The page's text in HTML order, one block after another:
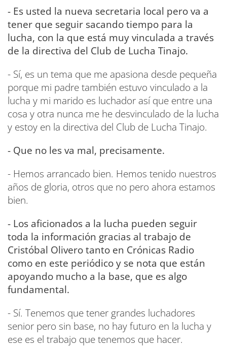
- Es usted la nueva secretaria local pero va a
tener que seguir sacando tiempo para la
lucha, con la que está muy vinculada a través
de la directiva del Club de Lucha Tinajo.
- Sí, es un tema que me apasiona desde pequeña
porque mi padre también estuvo vinculado a la
lucha y mi marido es luchador así que entre una
cosa y otra nunca me he desvinculado de la lucha
y estoy en la directiva del Club de Lucha Tinajo.
- Que no les va mal, precisamente.
- Hemos arrancado bien. Hemos tenido nuestros
años de gloria, otros que no pero ahora estamos
bien.
- Los aficionados a la lucha pueden seguir
toda la información gracias al trabajo de
Cristóbal Olivero tanto en Crónicas Radio
como en este periódico y se nota que están
apoyando mucho a la base, que es algo
fundamental.
- Sí. Tenemos que tener grandes luchadores
senior pero sin base, no hay futuro en la lucha y
ese es el trabajo que tenemos que hacer.